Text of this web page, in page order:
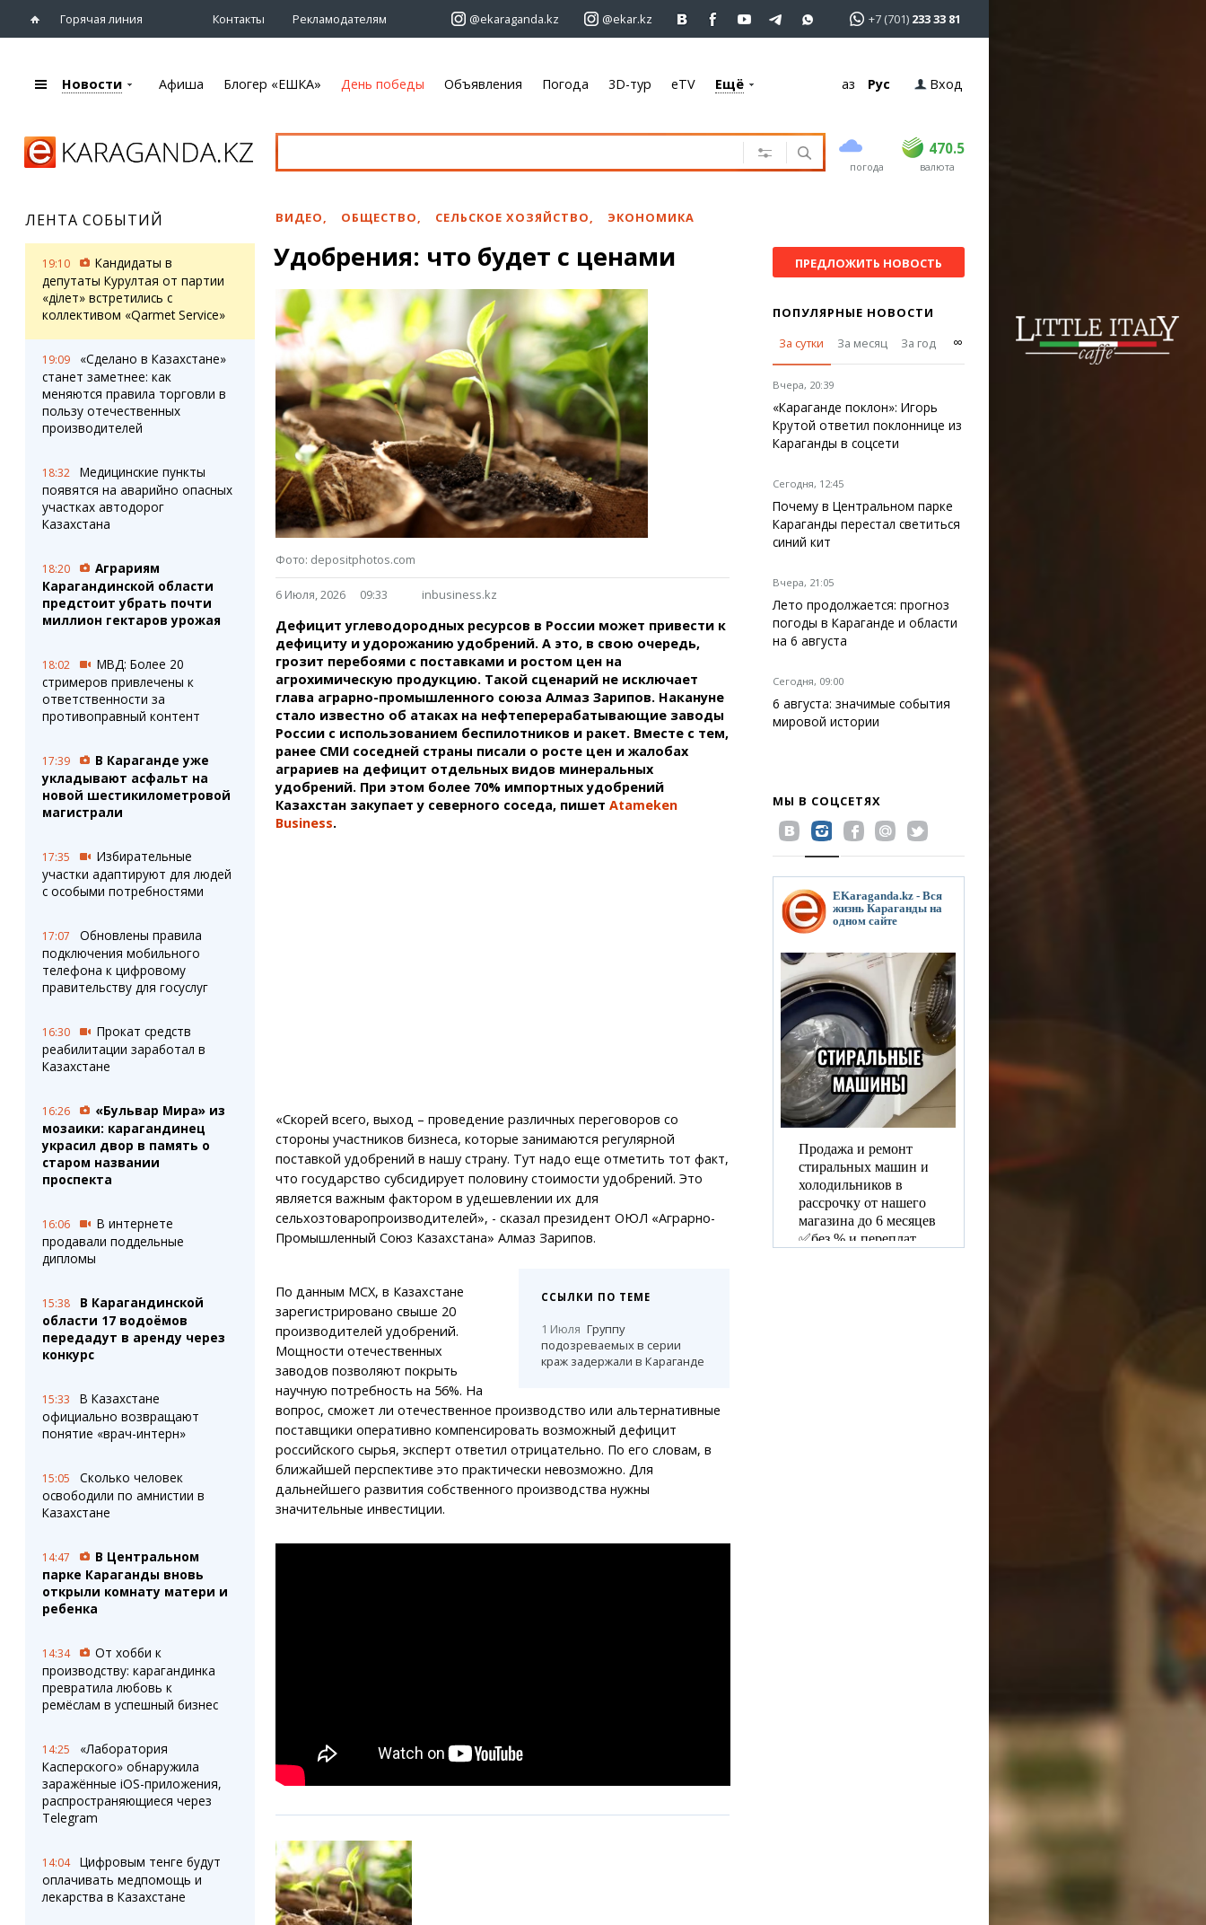
Горячая линия Контакты Рекламодателям @ekaraganda.kz @ekar.kz +7 (701) 233 33 81
Караганды
eTV
Рассылка новостей
Персоны
Интервью
Афиша
Театры
Спорт
Цирк и зоопарк
Объявления
Автомобили
Услуги
Мебель
Блогер «ЕШКА»
Лента блогера
Штрихи
Фотокомиксы
Ешкин гороскоп
Карты
Web-камеры
Пробки
Карта Караганды
Организации
Мой участковый
Перекрытие дорог
Погода
Караганда
Темиртау
Балхаш
Жезказган
Фото
Видео
3D-тур
Timelapse
Сервисы
Переводчик
Справочник
Автобусные остановки
Экстренные службы
Каталог компаний
Купить шины, легко!
Новости Афиша Блогер «ЕШКА» День победы Объявления Погода 3D-тур eTV Ещё Қаз Рус Вход
погода
470.5
USD 469 470.5
EUR валюта
ЛЕНТА СОБЫТИЙ
19:10
Кандидаты в
депутаты Курултая от партии
«Әділет» встретились с
коллективом «Qarmet Service»
19:09
«Сделано в Казахстане»
станет заметнее: как
меняются правила торговли в
пользу отечественных
производителей
18:32
Медицинские пункты
появятся на аварийно опасных
участках автодорог
Казахстана
18:20
Аграриям
Карагандинской области
предстоит убрать почти
миллион гектаров урожая
18:02
МВД: Более 20
стримеров привлечены к
ответственности за
противоправный контент
17:39
В Караганде уже
укладывают асфальт на
новой шестикилометровой
магистрали
17:35
Избирательные
участки адаптируют для людей
с особыми потребностями
17:07
Обновлены правила
подключения мобильного
телефона к цифровому
правительству для госуслуг
16:30
Прокат средств
реабилитации заработал в
Казахстане
16:26
«Бульвар Мира» из
мозаики: карагандинец
украсил двор в память о
старом названии
проспекта
16:06
В интернете
продавали поддельные
дипломы
15:38
В Карагандинской
области 17 водоёмов
передадут в аренду через
конкурс
15:33
В Казахстане
официально возвращают
понятие «врач-интерн»
15:05
Сколько человек
освободили по амнистии в
Казахстане
14:47
В Центральном
парке Караганды вновь
открыли комнату матери и
ребенка
14:34
От хобби к
производству: карагандинка
превратила любовь к
ремёслам в успешный бизнес
14:25
«Лаборатория
Касперского» обнаружила
заражённые iOS-приложения,
распространяющиеся через
Telegram
14:04
Цифровым тенге будут
оплачивать медпомощь и
лекарства в Казахстане
ВИДЕО, ОБЩЕСТВО, СЕЛЬСКОЕ ХОЗЯЙСТВО, ЭКОНОМИКА
Удобрения: что будет с ценами
Фото: depositphotos.com
6 Июля, 2026 09:33 inbusiness.kz
Дефицит углеводородных ресурсов в России может привести к
дефициту и удорожанию удобрений. А это, в свою очередь,
грозит перебоями с поставками и ростом цен на
агрохимическую продукцию. Такой сценарий не исключает
глава аграрно-промышленного союза Алмаз Зарипов. Накануне
стало известно об атаках на нефтеперерабатывающие заводы
России с использованием беспилотников и ракет. Вместе с тем,
ранее СМИ соседней страны писали о росте цен и жалобах
аграриев на дефицит отдельных видов минеральных
удобрений. При этом более 70% импортных удобрений
Казахстан закупает у северного соседа, пишет Atameken
Business.
«Скорей всего, выход – проведение различных переговоров со
стороны участников бизнеса, которые занимаются регулярной
поставкой удобрений в нашу страну. Тут надо еще отметить тот факт,
что государство субсидирует половину стоимости удобрений. Это
является важным фактором в удешевлении их для
сельхозтоваропроизводителей», - сказал президент ОЮЛ «Аграрно-
Промышленный Союз Казахстана» Алмаз Зарипов.
ССЫЛКИ ПО ТЕМЕ
1 Июля Группу
подозреваемых в серии
краж задержали в Караганде
По данным МСХ, в Казахстане
зарегистрировано свыше 20
производителей удобрений.
Мощности отечественных
заводов позволяют покрыть
научную потребность на 56%. На
вопрос, сможет ли отечественное производство или альтернативные
поставщики оперативно компенсировать возможный дефицит
российского сырья, эксперт ответил отрицательно. По его словам, в
ближайшей перспективе это практически невозможно. Для
дальнейшего развития собственного производства нужны
значительные инвестиции.
ПРЕДЛОЖИТЬ НОВОСТЬ
ПОПУЛЯРНЫЕ НОВОСТИ
За сутки
За месяц За год ∞
Вчера, 20:39
«Караганде поклон»: Игорь
Крутой ответил поклоннице из
Караганды в соцсети
Сегодня, 12:45
Почему в Центральном парке
Караганды перестал светиться
синий кит
Вчера, 21:05
Лето продолжается: прогноз
погоды в Караганде и области
на 6 августа
Сегодня, 09:00
6 августа: значимые события
мировой истории
МЫ В СОЦСЕТЯХ
EKaraganda.kz - Вся
жизнь Караганды на
одном сайте